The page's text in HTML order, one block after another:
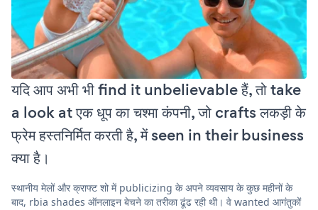
यदि आप अभी भी find it unbelievable हैं, तो take
a look at एक धूप का चश्मा कंपनी, जो crafts लकड़ी के
फ्रेम हस्तनिर्मित करती है, में seen in their business
क्या है।
स्थानीय मेलों और क्राफ्ट शो में publicizing के अपने व्यवसाय के कुछ महीनों के
बाद, rbia shades ऑनलाइन बेचने का तरीका ढूंढ रही थी। वे wanted आगंतुकों